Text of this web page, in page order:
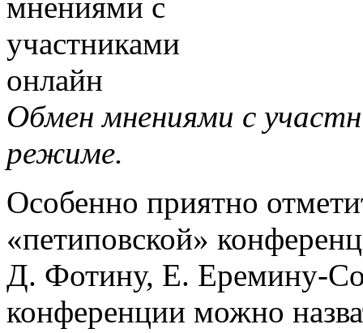
Обмен мнениями с
режиме.
Особенно приятно
«петиповской»
Д. Фотину, Е. Еремину-
конференции можно